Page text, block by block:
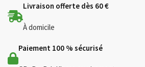
Livraison offerte dès 60 €
À domicile
Paiement 100 % sécurisé